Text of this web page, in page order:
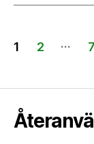
inlägg
1 2 … 7